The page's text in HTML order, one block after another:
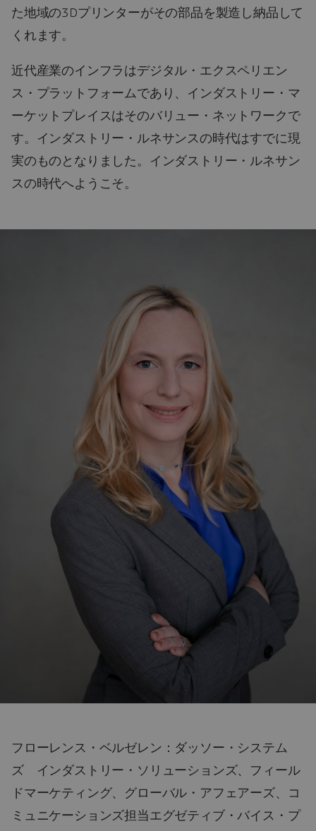
た地域の3Dプリンターがその部品を製造し納品して
くれます。
近代産業のインフラはデジタル・エクスペリエン
ス・プラットフォームであり、インダストリー・マ
ーケットプレイスはそのバリュー・ネットワークで
す。インダストリー・ルネサンスの時代はすでに現
実のものとなりました。インダストリー・ルネサン
スの時代へようこそ。
フローレンス・ベルゼレン：ダッソー・システム
ズ インダストリー・ソリューションズ、フィール
ドマーケティング、グローバル・アフェアーズ、コ
ミュニケーションズ担当エグゼティブ・バイス・プ